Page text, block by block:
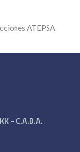
ATEPSA
- C.A.B.A.